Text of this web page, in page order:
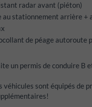
radar avant (piéton)
au stationnement arrière +
de péage autoroute
un permis de conduire B
véhicules sont équipés de